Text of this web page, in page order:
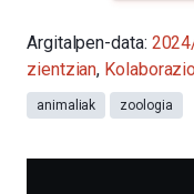
Argitalpen-data:
zientzian,
animaliak zoologia